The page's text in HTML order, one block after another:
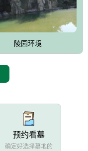
陵园环境
预约看墓
确定好选择墓地的